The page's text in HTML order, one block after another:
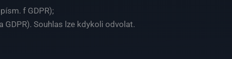
f GDPR);
Souhlas lze kdykoli odvolat.